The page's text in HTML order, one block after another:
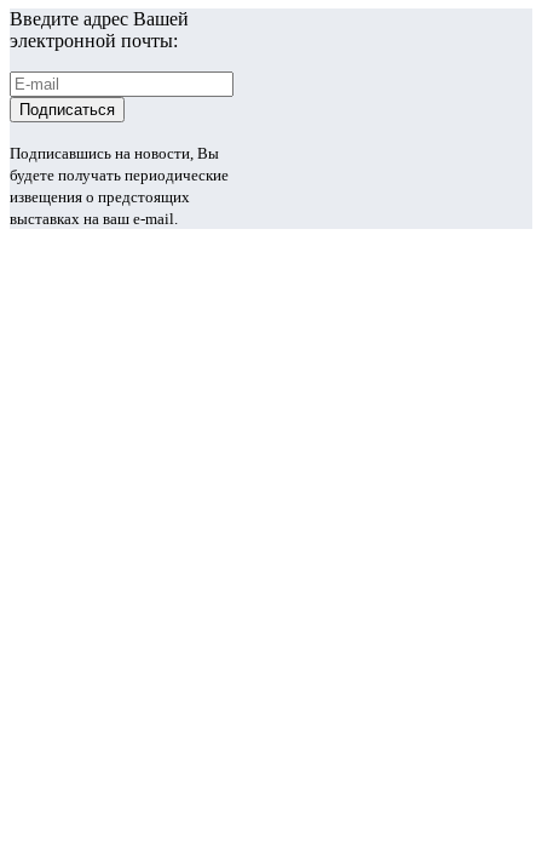
Введите адрес Вашей
электронной почты:
Подписавшись на новости, Вы
будете получать периодические
извещения о предстоящих
выставках на ваш e-mail.